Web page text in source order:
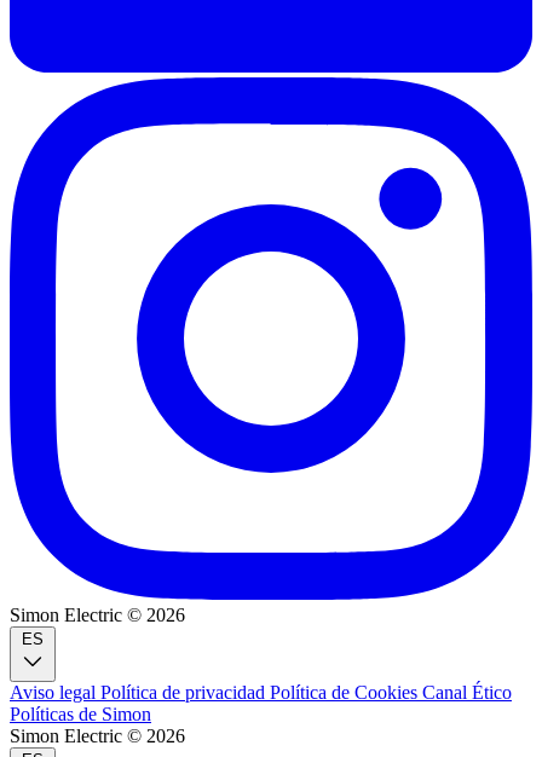
Simon Electric © 2026
Aviso legal Política de privacidad Política de Cookies Canal Ético
Políticas de Simon
Simon Electric © 2026